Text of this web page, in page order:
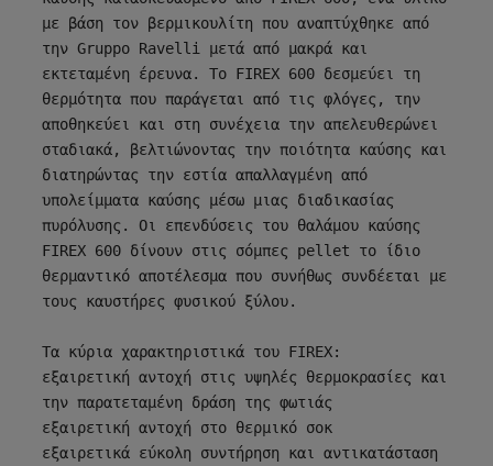
με βάση τον βερμικουλίτη που αναπτύχθηκε από
την Gruppo Ravelli μετά από μακρά και
εκτεταμένη έρευνα. Το FIREX 600 δεσμεύει τη
θερμότητα που παράγεται από τις φλόγες, την
αποθηκεύει και στη συνέχεια την απελευθερώνει
σταδιακά, βελτιώνοντας την ποιότητα καύσης και
διατηρώντας την εστία απαλλαγμένη από
υπολείμματα καύσης μέσω μιας διαδικασίας
πυρόλυσης. Οι επενδύσεις του θαλάμου καύσης
FIREX 600 δίνουν στις σόμπες pellet το ίδιο
θερμαντικό αποτέλεσμα που συνήθως συνδέεται με
τους καυστήρες φυσικού ξύλου.
Τα κύρια χαρακτηριστικά του FIREX:
εξαιρετική αντοχή στις υψηλές θερμοκρασίες και
την παρατεταμένη δράση της φωτιάς
εξαιρετική αντοχή στο θερμικό σοκ
εξαιρετικά εύκολη συντήρηση και αντικατάσταση